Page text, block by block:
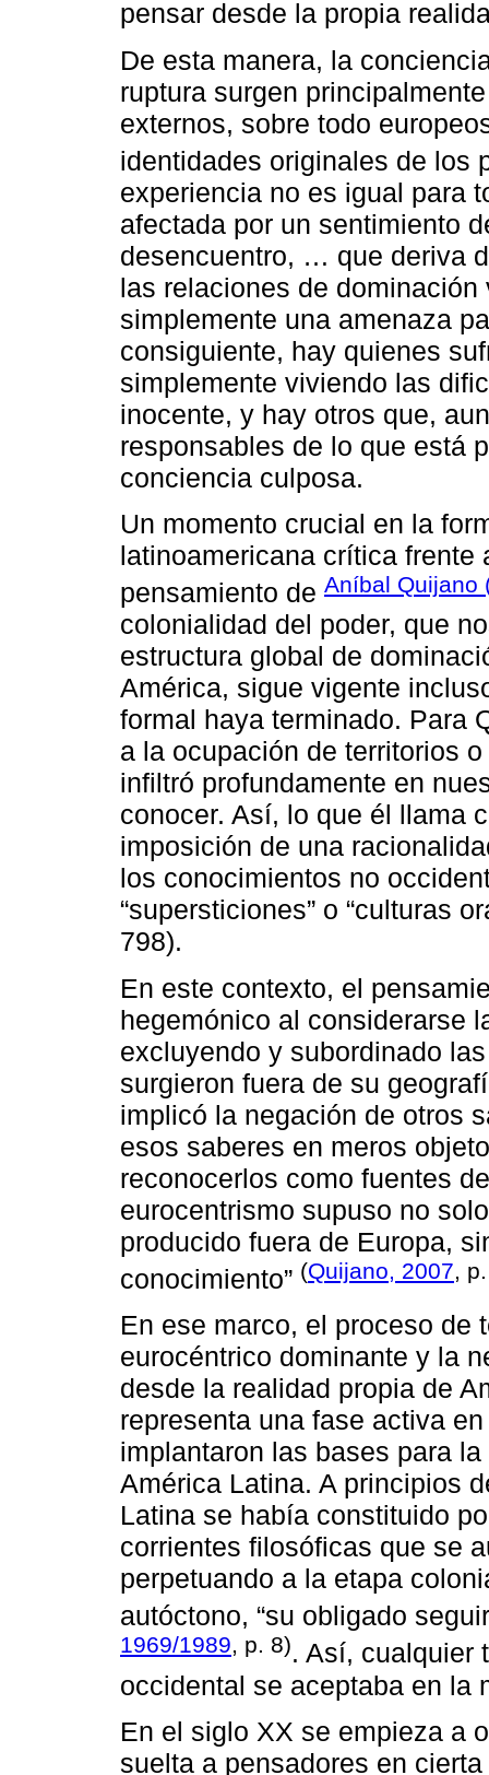
pensar desde la propia
De esta manera, la
ruptura surgen
externos, sobre todo
identidades originales de los
experiencia no es igual para
afectada por un sentimiento
desencuentro, … que deriva
las relaciones de
simplemente una amenaza
consiguiente, hay quienes
simplemente viviendo las
inocente, y hay otros que,
responsables de lo que está
conciencia culposa.
Un momento crucial en la
latinoamericana crítica frente
pensamiento de Aníbal Quijano
colonialidad del poder, que
estructura global de
América, sigue vigente
formal haya terminado. Para
a la ocupación de territorios
infiltró profundamente en
conocer. Así, lo que él llama
imposición de una
los conocimientos no
“supersticiones” o “culturas
798).
En este contexto, el
hegemónico al considerarse
excluyendo y subordinado
surgieron fuera de su
implicó la negación de otros
esos saberes en meros
reconocerlos como fuentes
eurocentrismo supuso no
producido fuera de Europa,
conocimiento” (Quijano, 2007,
En ese marco, el proceso de
eurocéntrico dominante y la
desde la realidad propia de
representa una fase activa
implantaron las bases para
América Latina. A principios
Latina se había constituido
corrientes filosóficas que se
perpetuando a la etapa
autóctono, “su obligado
1969/1989, p. 8). Así, cualquier
occidental se aceptaba en la
En el siglo XX se empieza a
suelta a pensadores en